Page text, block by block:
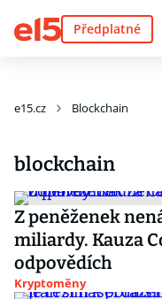
Předplatné
e15.cz Blockchain
blockchain
Z peněženek
miliardy. Kauza
odpovědích
Kryptoměny